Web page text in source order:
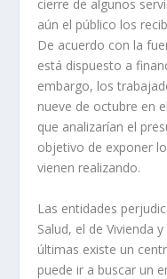
cierre de algunos
aún el público los
De acuerdo con la
está dispuesto a
embargo, los
nueve de octubre en
que analizarían el
objetivo de exponer
vienen realizando.
Las entidades
Salud, el de Vivienda
últimas existe un
puede ir a buscar un